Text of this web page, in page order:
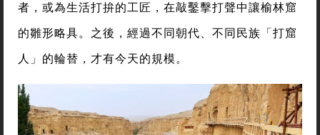
者，或為生活打拚的工匠，在敲鑿擊打聲中讓榆林窟
的雛形略具。之後，經過不同朝代、不同民族「打窟
人」的輪替，才有今天的規模。